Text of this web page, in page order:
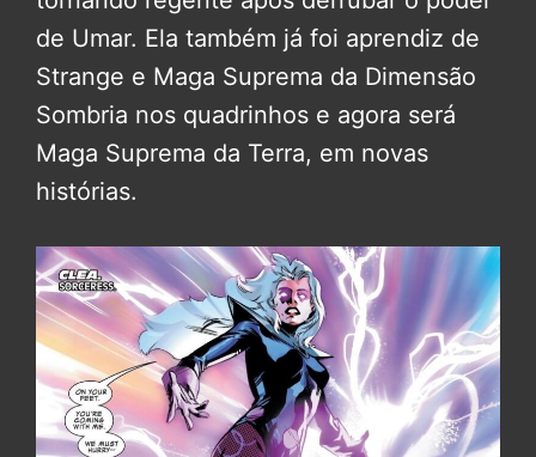
de Umar. Ela também já foi aprendiz de
Strange e Maga Suprema da Dimensão
Sombria nos quadrinhos e agora será
Maga Suprema da Terra, em novas
histórias.